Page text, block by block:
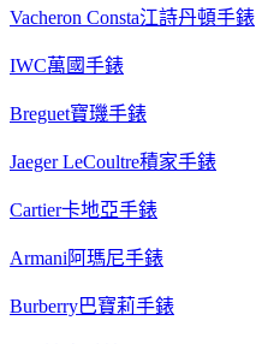
Vacheron Consta江詩丹頓手錶
IWC萬國手錶
Breguet寶璣手錶
Jaeger LeCoultre積家手錶
Cartier卡地亞手錶
Armani阿瑪尼手錶
Burberry巴寶莉手錶